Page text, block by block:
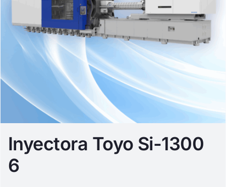
Inyectora Toyo Si-1300
6